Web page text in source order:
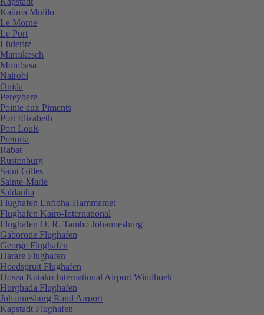
Katima Mulilo
Le Morne
Le Port
Lüderitz
Marrakesch
Mombasa
Nairobi
Oujda
Pereybere
Pointe aux Piments
Port Elizabeth
Port Louis
Pretoria
Rabat
Rustenburg
Saint Gilles
Sainte-Marie
Saldanha
Flughafen Enfidha-Hammamet
Flughafen Kairo-International
Flughafen O. R. Tambo Johannesburg
Gaborone Flughafen
George Flughafen
Harare Flughafen
Hoedspruit Flughafen
Hosea Kutako International Airport Windhoek
Hurghada Flughafen
Johannesburg Rand Airport
Kapstadt Flughafen